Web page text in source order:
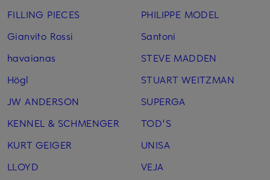
FILLING PIECES
Gianvito Rossi
havaianas
Högl
JW ANDERSON
KENNEL & SCHMENGER
KURT GEIGER
LLOYD
PHILIPPE MODEL
Santoni
STEVE MADDEN
STUART WEITZMAN
SUPERGA
TOD'S
UNISA
VEJA